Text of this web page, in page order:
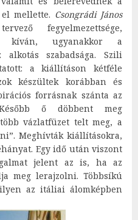
mellette. Csongrádi János
fegyelmezettsége,
kíván, ugyanakkor a
szabadsága. Szili
a kiállításon kétféle
készültek korábban és
forrásnak szánta az
ő döbbent meg
vázlatfüzet telt meg, a
Meghívták kiállításokra,
Egy idő után viszont
jelent az is, ha az
meg lerajzolni. Többsíkú
az itáliai álomképben